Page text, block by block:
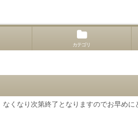
カテゴリ
くなり次第終了となりますのでお早めに